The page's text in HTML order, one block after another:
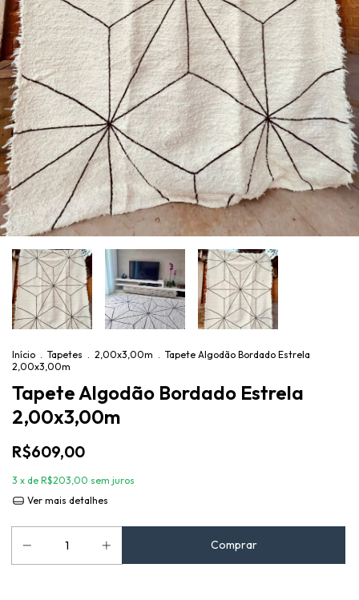
Início . Tapetes . 2,00x3,00m . Tapete Algodão Bordado Estrela
2,00x3,00m
Tapete Algodão Bordado Estrela
2,00x3,00m
R$609,00
3 x de R$203,00 sem juros
Ver mais detalhes